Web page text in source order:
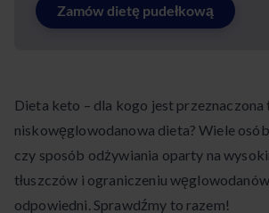
Zamów dietę pudełkową
Dieta keto – dla kogo jest przeznaczona
niskowęglowodanowa dieta? Wiele
czy sposób odżywiania oparty na
tłuszczów i ograniczeniu
odpowiedni. Sprawdźmy to razem!